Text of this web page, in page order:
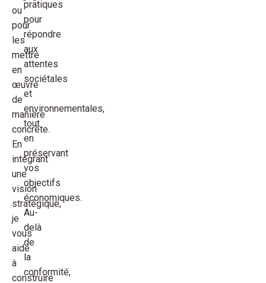
ou
pour
les
mettre
en
œuvre
de
manière
concrète.
En
intégrant
une
vision
stratégique,
je
vous
aide
à
construire
pratiques
pour
répondre
aux
attentes
sociétales
et
environnementales,
tout
en
préservant
vos
objectifs
économiques.
Au-
delà
de
la
conformité,